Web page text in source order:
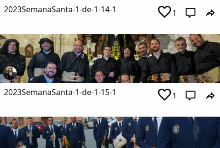
2023SemanaSanta-1-de-1-14-1 1
2023SemanaSanta-1-de-1-15-1 1